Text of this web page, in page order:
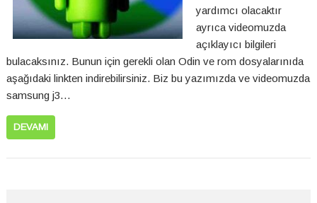
yardımcı olacaktır
ayrıca videomuzda
açıklayıcı bilgileri
bulacaksınız. Bunun için gerekli olan Odin ve rom dosyalarınıda
aşağıdaki linkten indirebilirsiniz. Biz bu yazımızda ve videomuzda
samsung j3…
DEVAMI